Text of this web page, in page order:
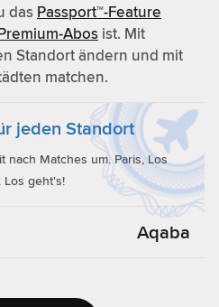
das Passport™-Feature
Abos ist. Mit
Standort ändern und mit
matchen.
jeden Standort
nach Matches um. Paris, Los
Los geht's!
Aqaba